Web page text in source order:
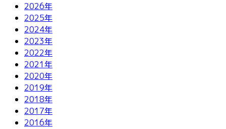
2026年
2025年
2024年
2023年
2022年
2021年
2020年
2019年
2018年
2017年
2016年